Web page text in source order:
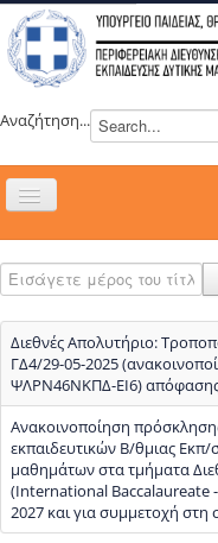
Αναζήτηση...
Εναλλαγή
ΝΕΑ
ΣΥΜΒΟΥΛΙΑ
ΕΥΡΩΠΑΪΚΑ
ΜΑΘΗΤΕΙΑ
ΔΡΑΣΕΙΣ
ΕΠΙΚΟΙΝΩΝΙΑ
ΕΞ ΑΠΟΣΤΑΣΕΩΣ
Εισάγετε μέρος του τίτλου.
Διεθνές Απολυτήριο:
ΓΔ4/29-05-2025
ΨΛΡΝ46ΝΚΠΔ-ΕΙ6)
Ανακοινοποίηση
εκπαιδευτικών B/θμιας Εκπ/
μαθημάτων στα τμήματα
(International Baccalaureate -
2027 και για συμμετοχή στη